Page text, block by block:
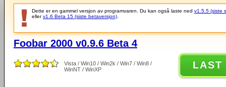
Dette er en gammel versjon av programvaren. Du kan også laste ned v1.5.5 (siste
ellerv1.6 Beta 15 (siste betaversjon)
Foobar 2000 v0.9.6 Beta 4
Vista / Win10 / Win2k / Win7 / Win8 /
WinNT / WinXP
LAST